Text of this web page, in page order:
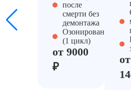
после
смерти без
демонтажа
Озонирование
(1 цикл)
от 9000
₽
от